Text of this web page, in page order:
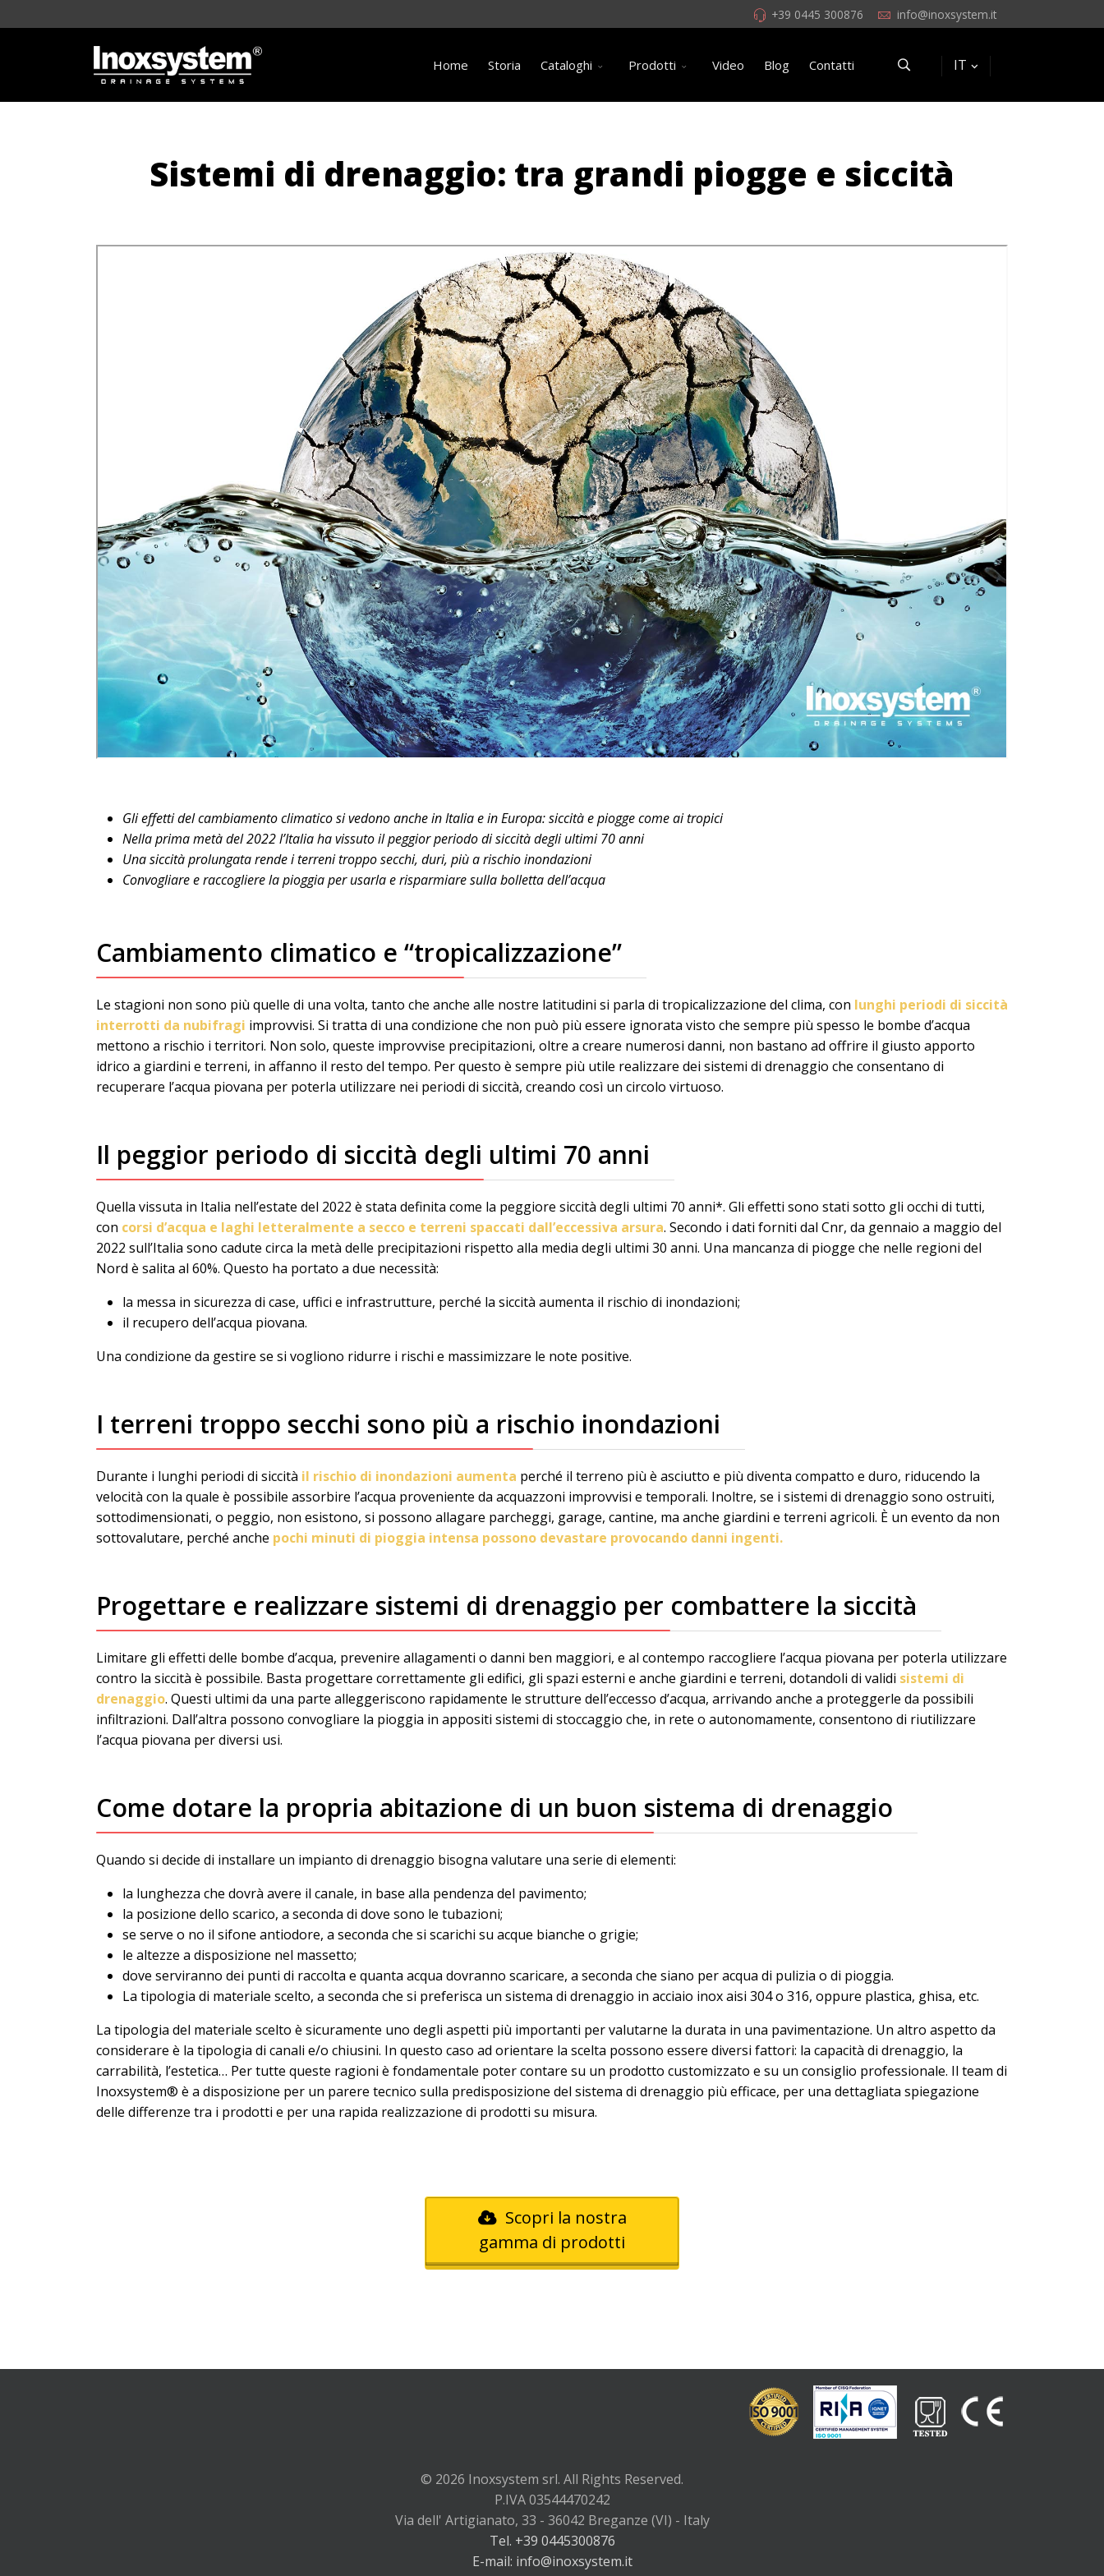
+39 0445 300876 info@inoxsystem.it
Home Storia Cataloghi Prodotti Video Blog Contatti IT
Sistemi di drenaggio: tra grandi piogge e siccità
Gli effetti del cambiamento climatico si vedono anche in Italia e in Europa: siccità e piogge come ai tropici
Nella prima metà del 2022 l’Italia ha vissuto il peggior periodo di siccità degli ultimi 70 anni
Una siccità prolungata rende i terreni troppo secchi, duri, più a rischio inondazioni
Convogliare e raccogliere la pioggia per usarla e risparmiare sulla bolletta dell’acqua
Cambiamento climatico e “tropicalizzazione”
Le stagioni non sono più quelle di una volta, tanto che anche alle nostre latitudini si parla di tropicalizzazione del clima, con lunghi periodi di siccità
interrotti da nubifragi improvvisi. Si tratta di una condizione che non può più essere ignorata visto che sempre più spesso le bombe d’acqua
mettono a rischio i territori. Non solo, queste improvvise precipitazioni, oltre a creare numerosi danni, non bastano ad offrire il giusto apporto
idrico a giardini e terreni, in affanno il resto del tempo. Per questo è sempre più utile realizzare dei sistemi di drenaggio che consentano di
recuperare l’acqua piovana per poterla utilizzare nei periodi di siccità, creando così un circolo virtuoso.
Il peggior periodo di siccità degli ultimi 70 anni
Quella vissuta in Italia nell’estate del 2022 è stata definita come la peggiore siccità degli ultimi 70 anni*. Gli effetti sono stati sotto gli occhi di tutti,
con corsi d’acqua e laghi letteralmente a secco e terreni spaccati dall’eccessiva arsura. Secondo i dati forniti dal Cnr, da gennaio a maggio del
2022 sull’Italia sono cadute circa la metà delle precipitazioni rispetto alla media degli ultimi 30 anni. Una mancanza di piogge che nelle regioni del
Nord è salita al 60%. Questo ha portato a due necessità:
la messa in sicurezza di case, uffici e infrastrutture, perché la siccità aumenta il rischio di inondazioni;
il recupero dell’acqua piovana.
Una condizione da gestire se si vogliono ridurre i rischi e massimizzare le note positive.
I terreni troppo secchi sono più a rischio inondazioni
Durante i lunghi periodi di siccità il rischio di inondazioni aumenta perché il terreno più è asciutto e più diventa compatto e duro, riducendo la
velocità con la quale è possibile assorbire l’acqua proveniente da acquazzoni improvvisi e temporali. Inoltre, se i sistemi di drenaggio sono ostruiti,
sottodimensionati, o peggio, non esistono, si possono allagare parcheggi, garage, cantine, ma anche giardini e terreni agricoli. È un evento da non
sottovalutare, perché anche pochi minuti di pioggia intensa possono devastare provocando danni ingenti.
Progettare e realizzare sistemi di drenaggio per combattere la siccità
Limitare gli effetti delle bombe d’acqua, prevenire allagamenti o danni ben maggiori, e al contempo raccogliere l’acqua piovana per poterla utilizzare
contro la siccità è possibile. Basta progettare correttamente gli edifici, gli spazi esterni e anche giardini e terreni, dotandoli di validi sistemi di
drenaggio. Questi ultimi da una parte alleggeriscono rapidamente le strutture dell’eccesso d’acqua, arrivando anche a proteggerle da possibili
infiltrazioni. Dall’altra possono convogliare la pioggia in appositi sistemi di stoccaggio che, in rete o autonomamente, consentono di riutilizzare
l’acqua piovana per diversi usi.
Come dotare la propria abitazione di un buon sistema di drenaggio
Quando si decide di installare un impianto di drenaggio bisogna valutare una serie di elementi:
la lunghezza che dovrà avere il canale, in base alla pendenza del pavimento;
la posizione dello scarico, a seconda di dove sono le tubazioni;
se serve o no il sifone antiodore, a seconda che si scarichi su acque bianche o grigie;
le altezze a disposizione nel massetto;
dove serviranno dei punti di raccolta e quanta acqua dovranno scaricare, a seconda che siano per acqua di pulizia o di pioggia.
La tipologia di materiale scelto, a seconda che si preferisca un sistema di drenaggio in acciaio inox aisi 304 o 316, oppure plastica, ghisa, etc.
La tipologia del materiale scelto è sicuramente uno degli aspetti più importanti per valutarne la durata in una pavimentazione. Un altro aspetto da
considerare è la tipologia di canali e/o chiusini. In questo caso ad orientare la scelta possono essere diversi fattori: la capacità di drenaggio, la
carrabilità, l’estetica… Per tutte queste ragioni è fondamentale poter contare su un prodotto customizzato e su un consiglio professionale. Il team di
Inoxsystem® è a disposizione per un parere tecnico sulla predisposizione del sistema di drenaggio più efficace, per una dettagliata spiegazione
delle differenze tra i prodotti e per una rapida realizzazione di prodotti su misura.
Scopri la nostra
gamma di prodotti
© 2026 Inoxsystem srl. All Rights Reserved.
P.IVA 03544470242
Via dell' Artigianato, 33 - 36042 Breganze (VI) - Italy
Tel. +39 0445300876
E-mail: info@inoxsystem.it